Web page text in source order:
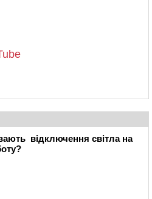
відключення світла на